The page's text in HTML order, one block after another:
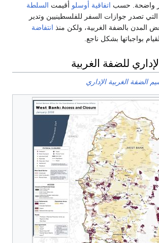
واضحة. حسب اتفاقية أوسلو أقيمت السلطة
التي تصدر جوازات السفر للفلسطينيين وتدير
المدن بالضفة الغربية، ولكن منذ انتفاضة
بواجباتها بشكل ناجع.
للضفة الغربية
الضفة الغربية الإداري